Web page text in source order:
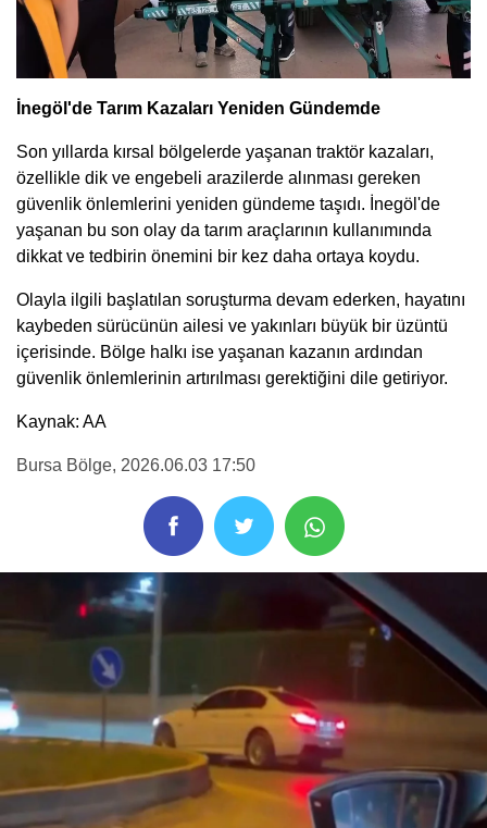
İnegöl'de Tarım Kazaları Yeniden Gündemde
Son yıllarda kırsal bölgelerde yaşanan traktör kazaları,
özellikle dik ve engebeli arazilerde alınması gereken
güvenlik önlemlerini yeniden gündeme taşıdı. İnegöl'de
yaşanan bu son olay da tarım araçlarının kullanımında
dikkat ve tedbirin önemini bir kez daha ortaya koydu.
Olayla ilgili başlatılan soruşturma devam ederken, hayatını
kaybeden sürücünün ailesi ve yakınları büyük bir üzüntü
içerisinde. Bölge halkı ise yaşanan kazanın ardından
güvenlik önlemlerinin artırılması gerektiğini dile getiriyor.
Kaynak: AA
Bursa Bölge, 2026.06.03 17:50